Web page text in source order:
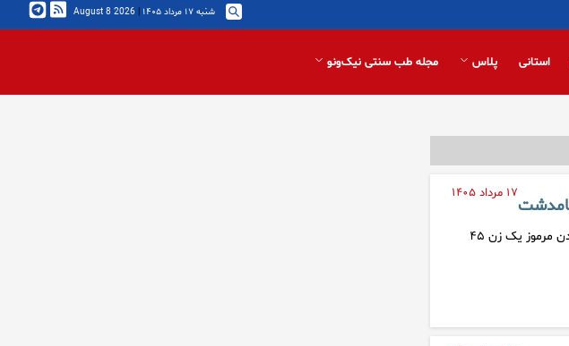
شنبه ۱۷ مرداد ۱۴۰۵ |
2026 August 8
استانی پلاس مجله طب سنتی نیک‌ونو
۱۷ مرداد ۱۴۰۵
معاون مبارزه با جرائم جنایی پلیس آگاهی پایتخت گفت: پرونده ناپدیدشدن مرموز یک زن ۴۵